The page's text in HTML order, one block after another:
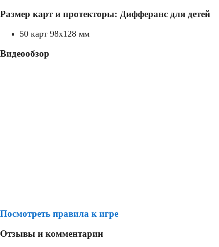
Размер карт и протекторы: Дифферанс для детей
50 карт 98x128 мм
Видеообзор
Посмотреть правила к игре
Отзывы и комментарии